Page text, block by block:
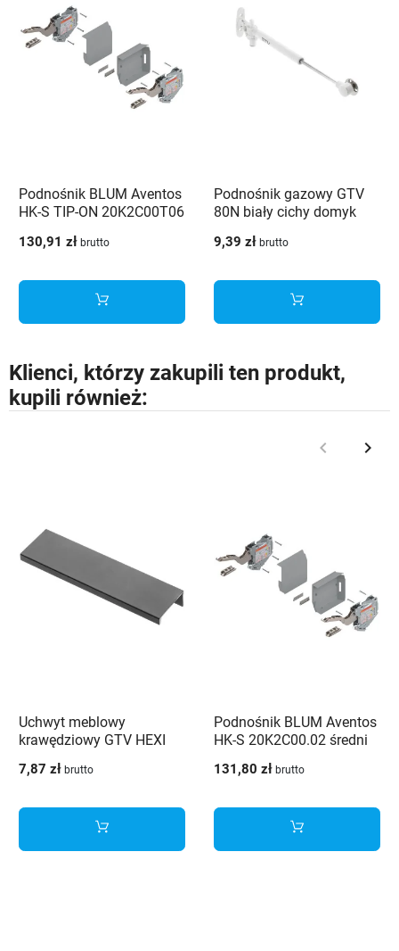
Podnośnik BLUM Aventos
HK-S TIP-ON 20K2C00T06
130,91 zł brutto
Podnośnik gazowy GTV
80N biały cichy domyk
9,39 zł brutto
Klienci, którzy zakupili ten produkt,
kupili również:
Poprzedni
keyboard_arrow_left keyboard_arrow_right
Uchwyt meblowy
krawędziowy GTV HEXI
7,87 zł brutto
Podnośnik BLUM Aventos
HK-S 20K2C00.02 średni
131,80 zł brutto